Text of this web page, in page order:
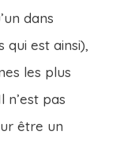
dans
est ainsi),
les plus
n’est pas
être un